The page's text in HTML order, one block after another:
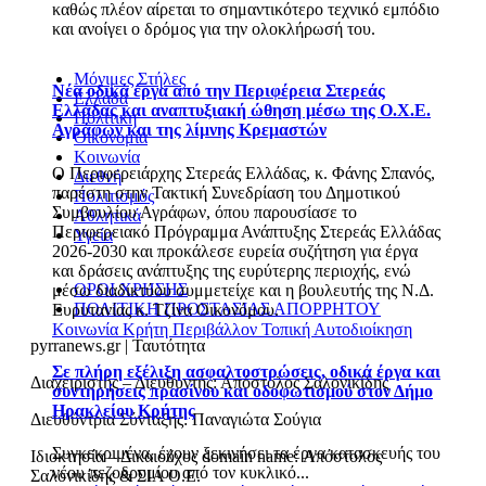
καθώς πλέον αίρεται το σημαντικότερο τεχνικό εμπόδιο
και ανοίγει ο δρόμος για την ολοκλήρωσή του.
Νέα οδικά έργα από την Περιφέρεια Στερεάς
Ελλάδας και αναπτυξιακή ώθηση μέσω της Ο.Χ.Ε.
Αγράφων και της λίμνης Κρεμαστών
Ο Περιφερειάρχης Στερεάς Ελλάδας, κ. Φάνης Σπανός,
παρέστη στην Τακτική Συνεδρίαση του Δημοτικού
Συμβουλίου Αγράφων, όπου παρουσίασε το
Περιφερειακό Πρόγραμμα Ανάπτυξης Στερεάς Ελλάδας
2026-2030 και προκάλεσε ευρεία συζήτηση για έργα
και δράσεις ανάπτυξης της ευρύτερης περιοχής, ενώ
μέσω διαδικτύου συμμετείχε και η βουλευτής της Ν.Δ.
Ευρυτανίας κ. Τζίνα Οικονόμου.
Κοινωνία Κρήτη Περιβάλλον Τοπική Αυτοδιοίκηση
Σε πλήρη εξέλιξη ασφαλτοστρώσεις, οδικά έργα και
συντηρήσεις πρασίνου και οδοφωτισμού στον Δήμο
Ηρακλείου Κρήτης
Συγκεκριμένα, έχουν ξεκινήσει τα έργα κατασκευής του
νέου πεζοδρομίου από τον κυκλικό...
Μόνιμες Στήλες
Ελλάδα
Πολιτική
Οικονομία
Κοινωνία
Διεθνή
Πολιτισμός
Αθλητικά
Υγεία
ΟΡΟΙ ΧΡΗΣΗΣ
ΠΟΛΙΤΙΚΗ ΠΡΟΣΤΑΣΙΑΣ ΑΠΟΡΡΗΤΟΥ
pyrranews.gr | Ταυτότητα
Διαχειριστής – Διευθυντής: Απόστολος Σαλονικίδης
Διευθύντρια Σύνταξης: Παναγιώτα Σούγια
Ιδιοκτησία – Δικαιούχος domain name: Απόστολος
Σαλονικίδης & ΣΙΑ Ο.Ε.